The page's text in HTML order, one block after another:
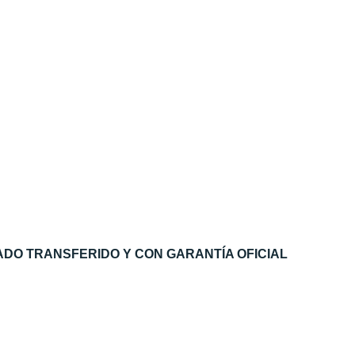
TRANSFERIDO Y CON GARANTÍA OFICIAL